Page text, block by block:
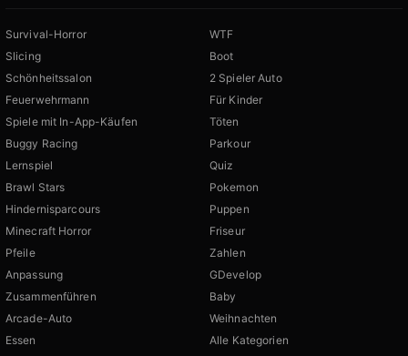
Survival-Horror
Slicing
Schönheitssalon
Feuerwehrmann
Spiele mit In-App-Käufen
Buggy Racing
Lernspiel
Brawl Stars
Hindernisparcours
Minecraft Horror
Pfeile
Anpassung
Zusammenführen
Arcade-Auto
Essen
WTF
Boot
2 Spieler Auto
Für Kinder
Töten
Parkour
Quiz
Pokemon
Puppen
Friseur
Zahlen
GDevelop
Baby
Weihnachten
Alle Kategorien